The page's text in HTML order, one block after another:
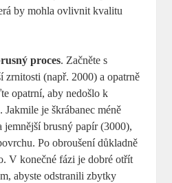
by mohla ovlivnit kvalitu
proces. Začněte s
zrnitosti (např. 2000) a opatrně
opatrní, aby nedošlo k
je škrábanec méně
brusný papír (3000),
Po obroušení důkladně
V konečné fázi je dobré otřít
abyste odstranili zbytky